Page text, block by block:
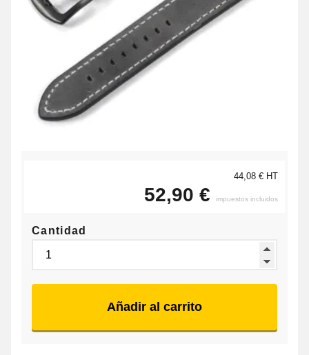
44,08 € HT
52,90 € impuestos incluidos
Cantidad
Añadir al carrito